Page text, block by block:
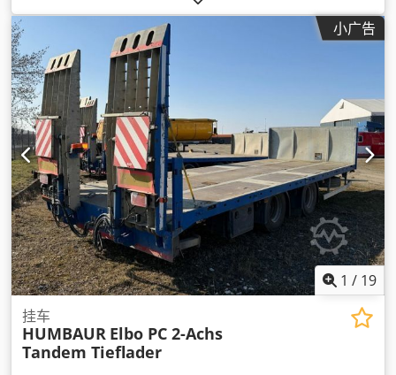
小广告
1 / 19
挂车
HUMBAUR Elbo PC 2-Achs
Tandem Tieflader